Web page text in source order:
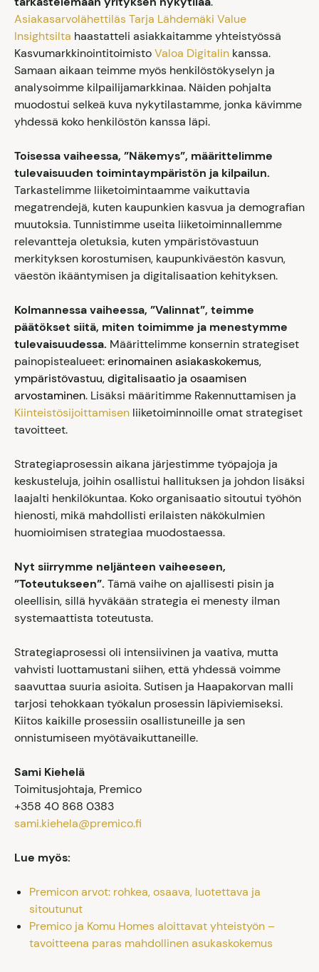
Asiakasarvolähettiläs Tarja Lähdemäki Value
Insightsilta haastatteli asiakkaitamme yhteistyössä
KasvumarkkinointitoimistoValoa Digitalin kanssa.
Samaan aikaan teimme myös henkilöstökyselyn ja
analysoimme kilpailijamarkkinaa. Näiden pohjalta
muodostui selkeä kuva nykytilastamme, jonka kävimme
yhdessä koko henkilöstön kanssa läpi.
Toisessa vaiheessa, ”Näkemys”, määrittelimme
tulevaisuuden toimintaympäristön ja kilpailun.
Tarkastelimme liiketoimintaamme vaikuttavia
megatrendejä, kuten kaupunkien kasvua ja demografian
muutoksia. Tunnistimme useita liiketoiminnallemme
relevantteja oletuksia, kuten ympäristövastuun
merkityksen korostumisen, kaupunkiväestön kasvun,
väestön ikääntymisen ja digitalisaation kehityksen.
Kolmannessa vaiheessa, ”Valinnat”, teimme
päätökset siitä, miten toimimme ja menestymme
tulevaisuudessa. Määrittelimme konsernin strategiset
painopistealueet:erinomainen asiakaskokemus,
ympäristövastuu, digitalisaatio ja osaamisen
arvostaminen. Lisäksi määritimme Rakennuttamisen ja
Kiinteistösijoittamisen liiketoiminnoille omat strategiset
tavoitteet.
Strategiaprosessin aikana järjestimme työpajoja ja
keskusteluja, joihin osallistui hallituksen ja johdon lisäksi
laajalti henkilökuntaa. Koko organisaatio sitoutui työhön
hienosti, mikä mahdollisti erilaisten näkökulmien
huomioimisen strategiaa muodostaessa.
Nyt siirrymme neljänteen vaiheeseen,
”Toteutukseen”. Tämä vaihe on ajallisesti pisin ja
oleellisin, sillä hyväkään strategia ei menesty ilman
systemaattista toteutusta.
Strategiaprosessi oli intensiivinen ja vaativa, mutta
vahvisti luottamustani siihen, että yhdessä voimme
saavuttaa suuria asioita. Sutisen ja Haapakorvan malli
tarjosi tehokkaan työkalun prosessin läpiviemiseksi.
Kiitos kaikille prosessiin osallistuneille ja sen
onnistumiseen myötävaikuttaneille.
Sami Kiehelä
Toimitusjohtaja, Premico
+358 40 868 0383
sami.kiehela@premico.fi
Lue myös:
Premicon arvot: rohkea, osaava, luotettava ja
sitoutunut
Premico ja Komu Homes aloittavat yhteistyön –
tavoitteena paras mahdollinen asukaskokemus